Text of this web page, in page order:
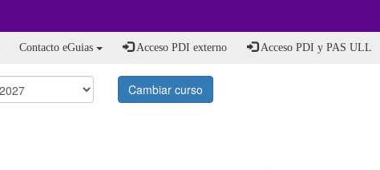
Contacto eGuias Acceso PDI externo Acceso PDI y PAS ULL
Cambiar curso